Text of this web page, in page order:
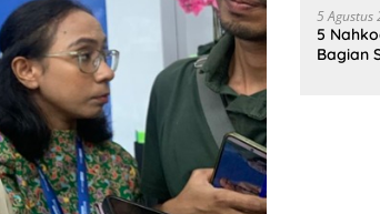
5 Agustus
5
Bagian